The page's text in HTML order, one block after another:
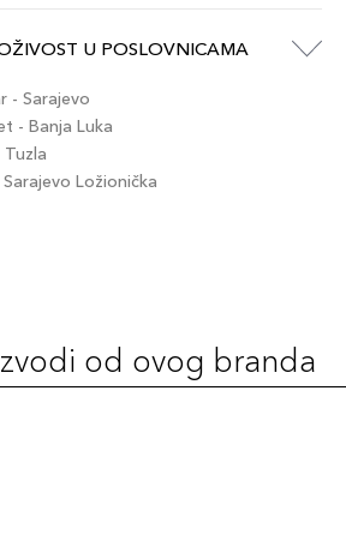
U POSLOVNICAMA
- Sarajevo
- Banja Luka
Ložionička
od ovog branda